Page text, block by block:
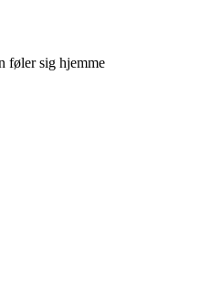
føler sig hjemme